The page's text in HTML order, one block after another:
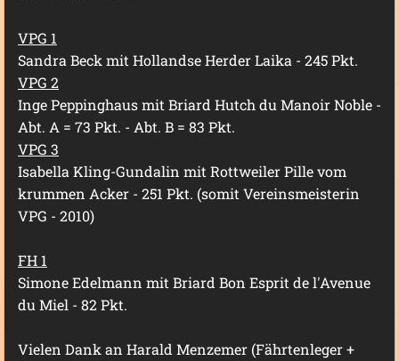
VPG 1
Sandra Beck mit Hollandse Herder Laika - 245 Pkt.
VPG 2
Inge Peppinghaus mit Briard Hutch du Manoir Noble -
Abt. A = 73 Pkt. - Abt. B = 83 Pkt.
VPG 3
Isabella Kling-Gundalin mit Rottweiler Pille vom
krummen Acker - 251 Pkt. (somit Vereinsmeisterin
VPG - 2010)
FH 1
Simone Edelmann mit Briard Bon Esprit de l'Avenue
du Miel - 82 Pkt.
Vielen Dank an Harald Menzemer (Fährtenleger +